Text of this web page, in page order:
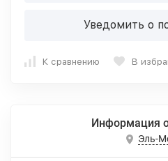
Уведомить о
К сравнению В
Информация
Эль-